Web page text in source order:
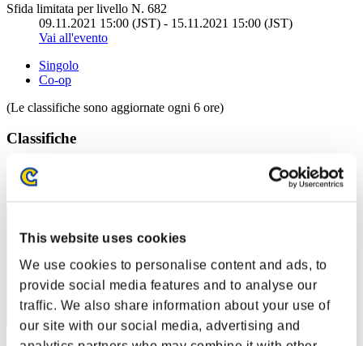
This website uses cookies
We use cookies to personalise content and ads, to
provide social media features and to analyse our
traffic. We also share information about your use of
our site with our social media, advertising and
Sfida limitata per livello N. 682
09.11.2021 15:00 (JST) - 15.11.2021 15:00 (JST)
Vai all'evento
Singolo
Co-op
(Le classifiche sono aggiornate ogni 6 ore)
Classifiche
Posizione